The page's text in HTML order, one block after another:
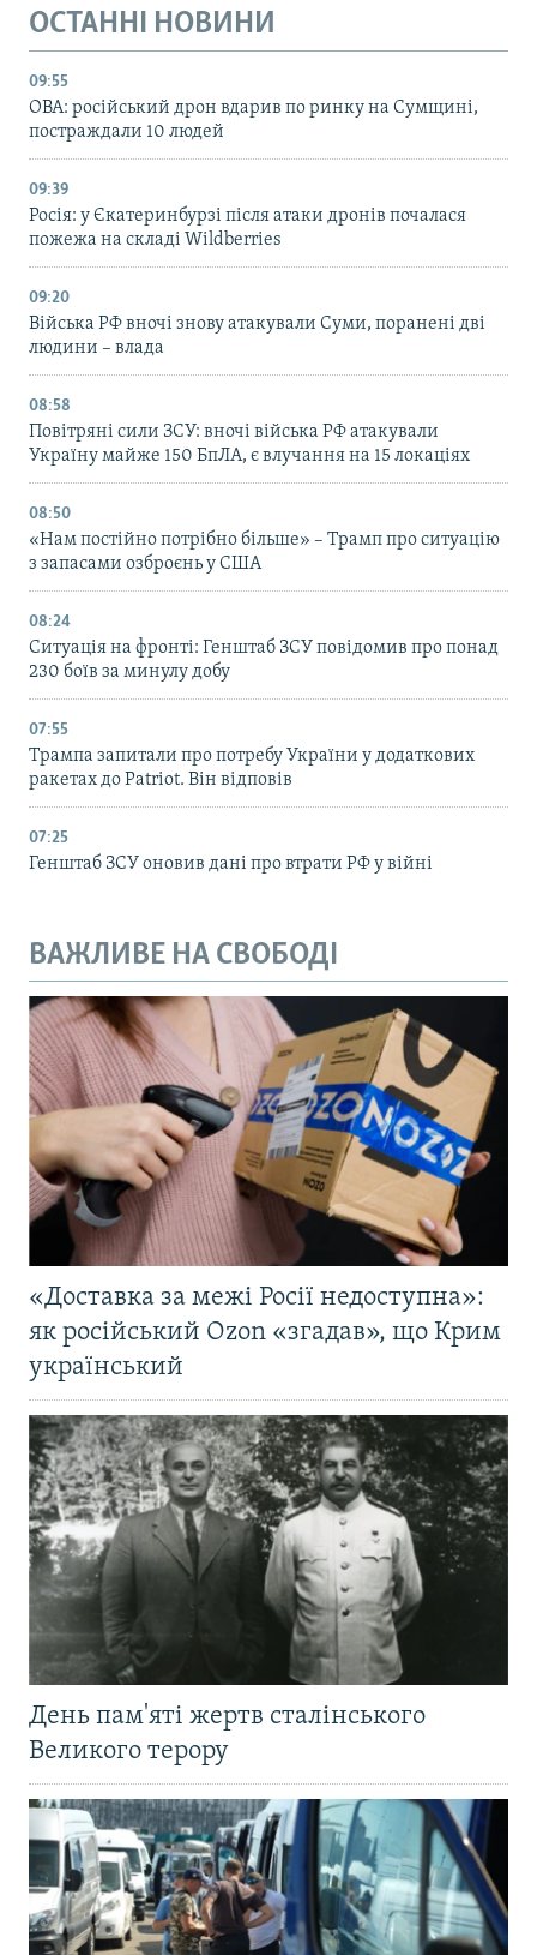
ОСТАННІ НОВИНИ
09:55
ОВА: російський дрон вдарив по ринку на Сумщині,
постраждали 10 людей
09:39
Росія: у Єкатеринбурзі після атаки дронів почалася
пожежа на складі Wildberries
09:20
Війська РФ вночі знову атакували Суми, поранені дві
людини – влада
08:58
Повітряні сили ЗСУ: вночі війська РФ атакували
Україну майже 150 БпЛА, є влучання на 15 локаціях
08:50
«Нам постійно потрібно більше» – Трамп про ситуацію
з запасами озброєнь у США
08:24
Ситуація на фронті: Генштаб ЗСУ повідомив про понад
230 боїв за минулу добу
07:55
Трампа запитали про потребу України у додаткових
ракетах до Patriot. Він відповів
07:25
Генштаб ЗСУ оновив дані про втрати РФ у війні
ВАЖЛИВЕ НА СВОБОДІ
«Доставка за межі Росії недоступна»:
як російський Ozon «згадав», що Крим
український
День пам'яті жертв сталінського
Великого терору